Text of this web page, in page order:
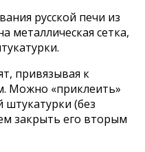
русской печи из
металлическая сетка,
привязывая к
Можно «приклеить»
штукатурки (без
закрыть его вторым